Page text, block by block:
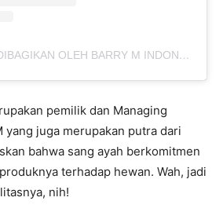
SEBUAH KIRIMAN DIBAGIKAN OLEH BARRY M INDONESIA (@BARRYMCOSMETICS_ID)
pemilik dan Managing
yang juga merupakan putra dari
bahwa sang ayah berkomitmen
terhadap hewan. Wah, jadi
nih!